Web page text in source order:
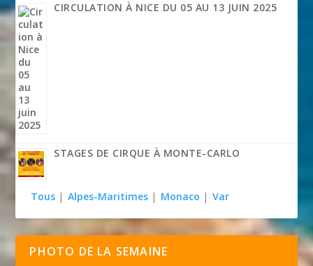
CIRCULATION À NICE DU 05 AU 13 JUIN 2025
STAGES DE CIRQUE À MONTE-CARLO
Tous | Alpes-Maritimes | Monaco | Var
PHOTO DE LA SEMAINE